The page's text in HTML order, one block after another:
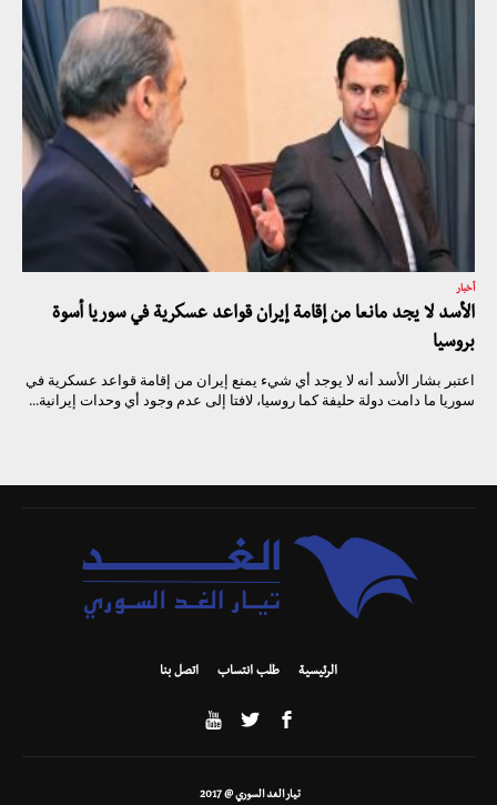
أخبار
الأسد لا يجد مانعا من إقامة إيران قواعد عسكرية في سوريا أسوة
بروسيا
اعتبر بشار الأسد أنه لا يوجد أي شيء يمنع إيران من إقامة قواعد عسكرية في
سوريا ما دامت دولة حليفة كما روسيا، لافتا إلى عدم وجود أي وحدات إيرانية...
الرئيسية طلب انتساب اتصل بنا
تيار الغد السوري @ 2017